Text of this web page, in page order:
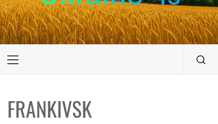
UKRAINE-IS
ПУТЕШЕСТВИЕ ПО УКРАИНЕ
Primary
FRANKIVSK